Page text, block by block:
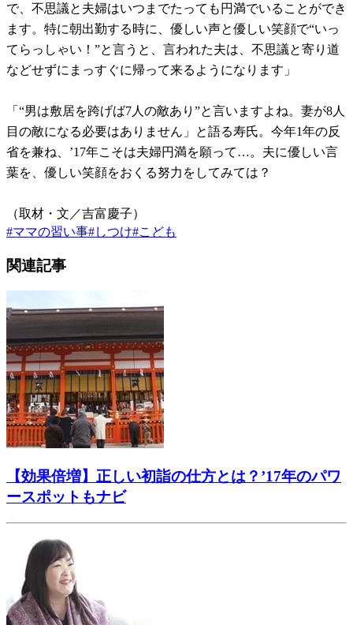
で、不思議と夫婦はいつまでたっても円満でいることができ
ます。特に朝出勤する時に、優しい声と優しい笑顔で“いっ
てらっしゃい！”と言うと、言われた夫は、不思議と寄り道
などせずにまっすぐに帰って来るようになります」
「“男は敷居を跨げば7人の敵あり”と言いますよね。妻が8人
目の敵になる必要はありません」と語る寿氏。今年1年の反
省を兼ね、’17年こそは夫婦円満を願って…。夫に優しい言
葉を、優しい笑顔をおくる努力をしてみては？
（取材・文／吉富慶子）
#ママの習い事#しつけ#こども
関連記事
【効果倍増】正しい初詣の仕方とは？’17年のパワ
ースポットもナビ